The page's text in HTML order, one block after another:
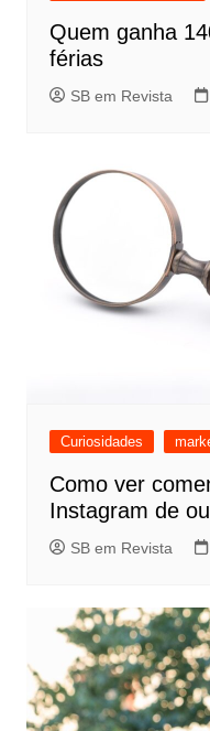
Quem ganha
férias
SB em Revista
Curiosidades
Como ver
Instagram de
SB em Revista